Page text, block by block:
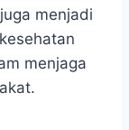
menjadi
menjaga